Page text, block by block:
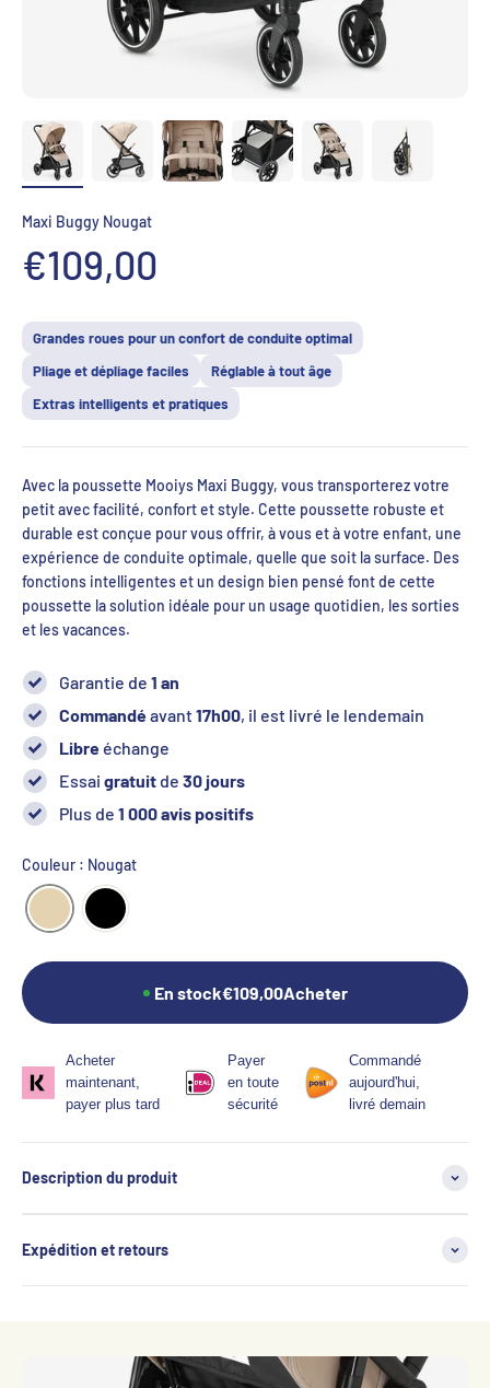
Maxi Buggy Nougat
Aanbiedingsprijs
€109,00
Grandes roues pour un confort de conduite optimal
Pliage et dépliage faciles
Réglable à tout âge
Extras intelligents et pratiques
Avec la poussette Mooiys Maxi Buggy, vous transporterez votre
petit avec facilité, confort et style. Cette poussette robuste et
durable est conçue pour vous offrir, à vous et à votre enfant, une
expérience de conduite optimale, quelle que soit la surface. Des
fonctions intelligentes et un design bien pensé font de cette
poussette la solution idéale pour un usage quotidien, les sorties
et les vacances.
Garantie de 1 an
Commandéavant17h00, il est livré le lendemain
Libre échange
Essai gratuit de 30 jours
Plus de 1 000 avis positifs
Couleur : Nougat
En stock€109,00Acheter
Acheter
maintenant,
payer plus tard
Payer
en toute
sécurité
Commandé
aujourd'hui,
livré demain
Description du produit
Expédition et retours